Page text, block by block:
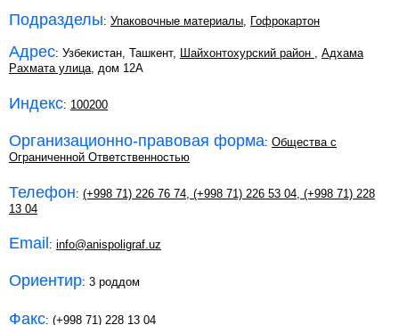
Подразделы: Упаковочные материалы, Гофрокартон
Адрес: Узбекистан, Ташкент, Шайхонтохурский район , Адхама
Рахмата улица, дом 12А
Индекс: 100200
Организационно-правовая форма: Общества с
Ограниченной Ответственностью
Телефон: (+998 71) 226 76 74 (+998 71) 226 53 04 (+998 71) 228
13 04
Email : info@anispoligraf.uz
Ориентир: 3 роддом
Факс: (+998 71) 228 13 04